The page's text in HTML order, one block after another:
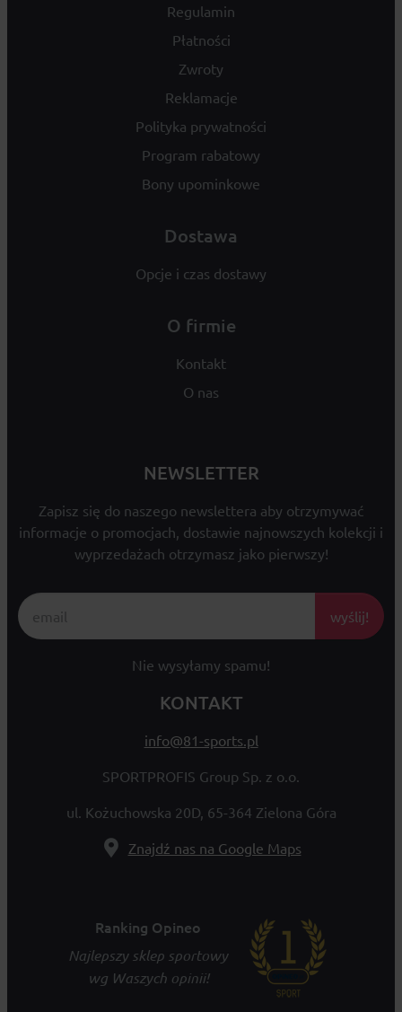
Regulamin
Płatności
Zwroty
Reklamacje
Polityka prywatności
Program rabatowy
Bony upominkowe
Dostawa
Opcje i czas dostawy
O firmie
Kontakt
O nas
NEWSLETTER
Zapisz się do naszego newslettera aby otrzymywać
informacje o promocjach, dostawie najnowszych kolekcji i
wyprzedażach otrzymasz jako pierwszy!
wyślij!
Nie wysyłamy spamu!
KONTAKT
info@81-sports.pl
SPORTPROFIS Group Sp. z o.o.
ul. Kożuchowska 20D, 65-364 Zielona Góra
Znajdź nas na Google Maps
Ranking Opineo
Najlepszy sklep sportowy
wg Waszych opinii!